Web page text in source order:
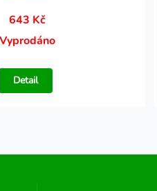
643 Kč
Vyprodáno
Detail